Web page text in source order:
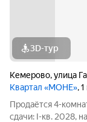
3D-тур
Кемерово,улица
Квартал «МОНЕ»,
Продаётся 4-
сдачи: I-кв. 2028,